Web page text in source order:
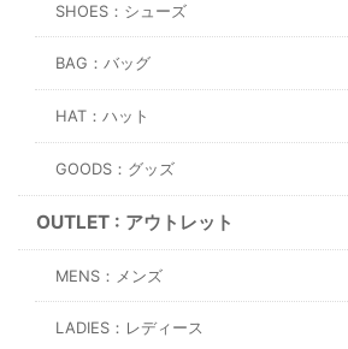
SHOES：シューズ
BAG：バッグ
HAT：ハット
GOODS：グッズ
OUTLET : アウトレット
MENS：メンズ
LADIES：レディース